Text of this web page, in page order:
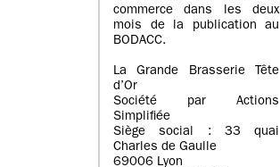
commerce dans les deux
mois de la publication au
BODACC.
La Grande Brasserie Tête
d’Or
Société par Actions
Simplifiée
Siège social : 33 quai
Charles de Gaulle
69006 Lyon